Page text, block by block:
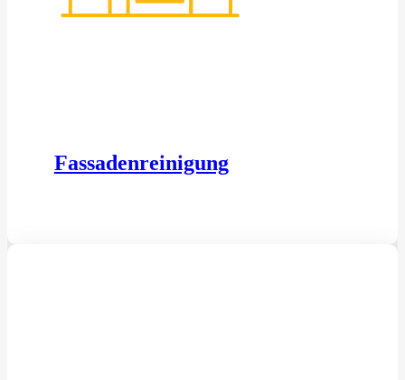
Fassadenreinigung